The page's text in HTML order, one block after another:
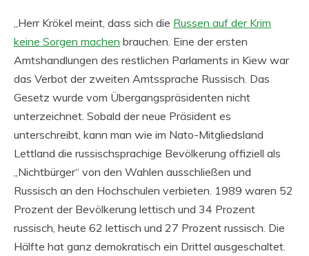
„Herr Krökel meint, dass sich die Russen auf der Krim
keine Sorgen machen brauchen. Eine der ersten
Amtshandlungen des restlichen Parlaments in Kiew war
das Verbot der zweiten Amtssprache Russisch. Das
Gesetz wurde vom Übergangspräsidenten nicht
unterzeichnet. Sobald der neue Präsident es
unterschreibt, kann man wie im Nato-Mitgliedsland
Lettland die russischsprachige Bevölkerung offiziell als
„Nichtbürger“ von den Wahlen ausschließen und
Russisch an den Hochschulen verbieten. 1989 waren 52
Prozent der Bevölkerung lettisch und 34 Prozent
russisch, heute 62 lettisch und 27 Prozent russisch. Die
Hälfte hat ganz demokratisch ein Drittel ausgeschaltet.